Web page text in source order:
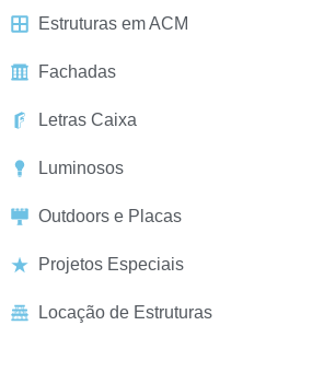
Estruturas em ACM
Fachadas
Letras Caixa
Luminosos
Outdoors e Placas
Projetos Especiais
Locação de Estruturas